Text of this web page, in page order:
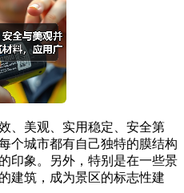
、美观、实用稳定、安全第
个城市都有自己独特的膜结构
印象。另外，特别是在一些景
建筑，成为景区的标志性建